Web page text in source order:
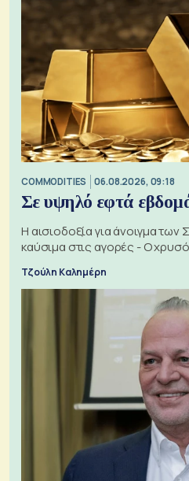
COMMODITIES 06.08.2026, 09:18
Σε υψηλό εφτά
Η αισιοδοξία για άνοιγμα των
καύσιμα στις αγορές - Ο
Τζούλη Καλημέρη